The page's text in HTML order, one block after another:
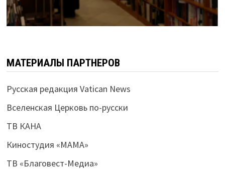
МАТЕРИАЛЫ ПАРТНЕРОВ
Русская редакция Vatican News
Вселенская Церковь по-русски
ТВ КАНА
Киностудия «МАМА»
ТВ «Благовест-Медиа»